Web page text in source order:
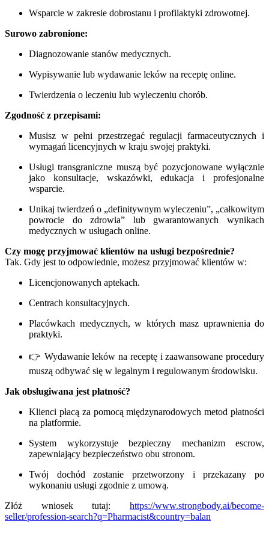
Wsparcie w zakresie dobrostanu i profilaktyki zdrowotnej.
Surowo zabronione:
Diagnozowanie stanów medycznych.
Wypisywanie lub wydawanie leków na receptę online.
Twierdzenia o leczeniu lub wyleczeniu chorób.
Zgodność z przepisami:
Musisz w pełni przestrzegać regulacji farmaceutycznych i
wymagań licencyjnych w kraju swojej praktyki.
Usługi transgraniczne muszą być pozycjonowane wyłącznie
jako konsultacje, wskazówki, edukacja i profesjonalne
wsparcie.
Unikaj twierdzeń o „definitywnym wyleczeniu”, „całkowitym
powrocie do zdrowia” lub gwarantowanych wynikach
medycznych w usługach online.
Czy mogę przyjmować klientów na usługi bezpośrednie?
Tak. Gdy jest to odpowiednie, możesz przyjmować klientów w:
Licencjonowanych aptekach.
Centrach konsultacyjnych.
Placówkach medycznych, w których masz uprawnienia do
praktyki.
👉 Wydawanie leków na receptę i zaawansowane procedury
muszą odbywać się w legalnym i regulowanym środowisku.
Jak obsługiwana jest płatność?
Klienci płacą za pomocą międzynarodowych metod płatności
na platformie.
System wykorzystuje bezpieczny mechanizm escrow,
zapewniający bezpieczeństwo obu stronom.
Twój dochód zostanie przetworzony i przekazany po
wykonaniu usługi zgodnie z umową.
Złóż wniosek tutaj: https://www.strongbody.ai/become-
seller/profession-search?q=Pharmacist&country=balan